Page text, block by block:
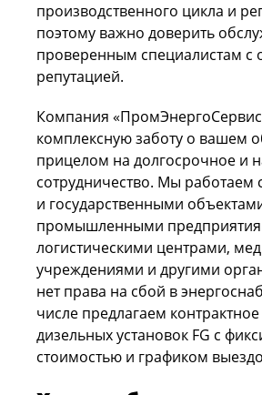
производственного цикла и
поэтому важно доверить
проверенным специалистам с
репутацией.
Компания
комплексную заботу о вашем
прицелом на долгосрочное и
сотрудничество. Мы работаем
и государственными
промышленными
логистическими центрами,
учреждениями и другими
нет права на сбой в
числе предлагаем
дизельных установок FG с
стоимостью и графиком